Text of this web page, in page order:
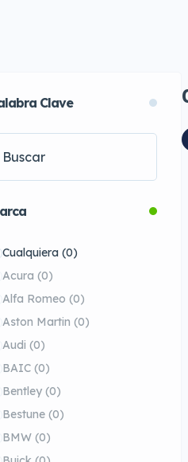
Clave
Cualquiera (0)
Acura (0)
Alfa Romeo (0)
Aston Martin (0)
Audi (0)
BAIC (0)
Bentley (0)
Bestune (0)
BMW (0)